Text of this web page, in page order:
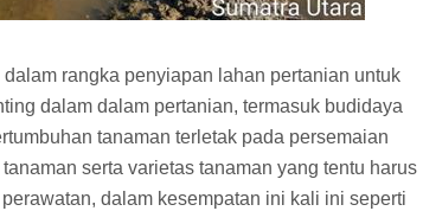
rangka penyiapan lahan pertanian untuk
dalam dalam pertanian, termasuk budidaya
tanaman terletak pada persemaian
serta varietas tanaman yang tentu harus
dalam kesempatan ini kali ini seperti